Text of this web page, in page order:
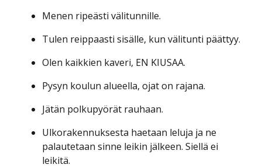
Menen ripeästi välitunnille.
Tulen reippaasti sisälle, kun välitunti päättyy.
Olen kaikkien kaveri, EN KIUSAA.
Pysyn koulun alueella, ojat on rajana.
Jätän polkupyörät rauhaan.
Ulkorakennuksesta haetaan leluja ja ne
palautetaan sinne leikin jälkeen. Siellä ei
leikitä.